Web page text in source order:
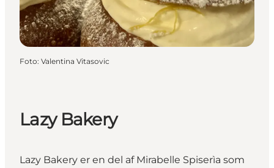
Foto: Valentina Vitasovic
Lazy Bakery
Lazy Bakery er en del af Mirabelle Spiserìa som